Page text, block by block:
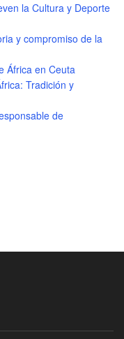
la Cultura y Deporte
y compromiso de la
África en Ceuta
Tradición y
de